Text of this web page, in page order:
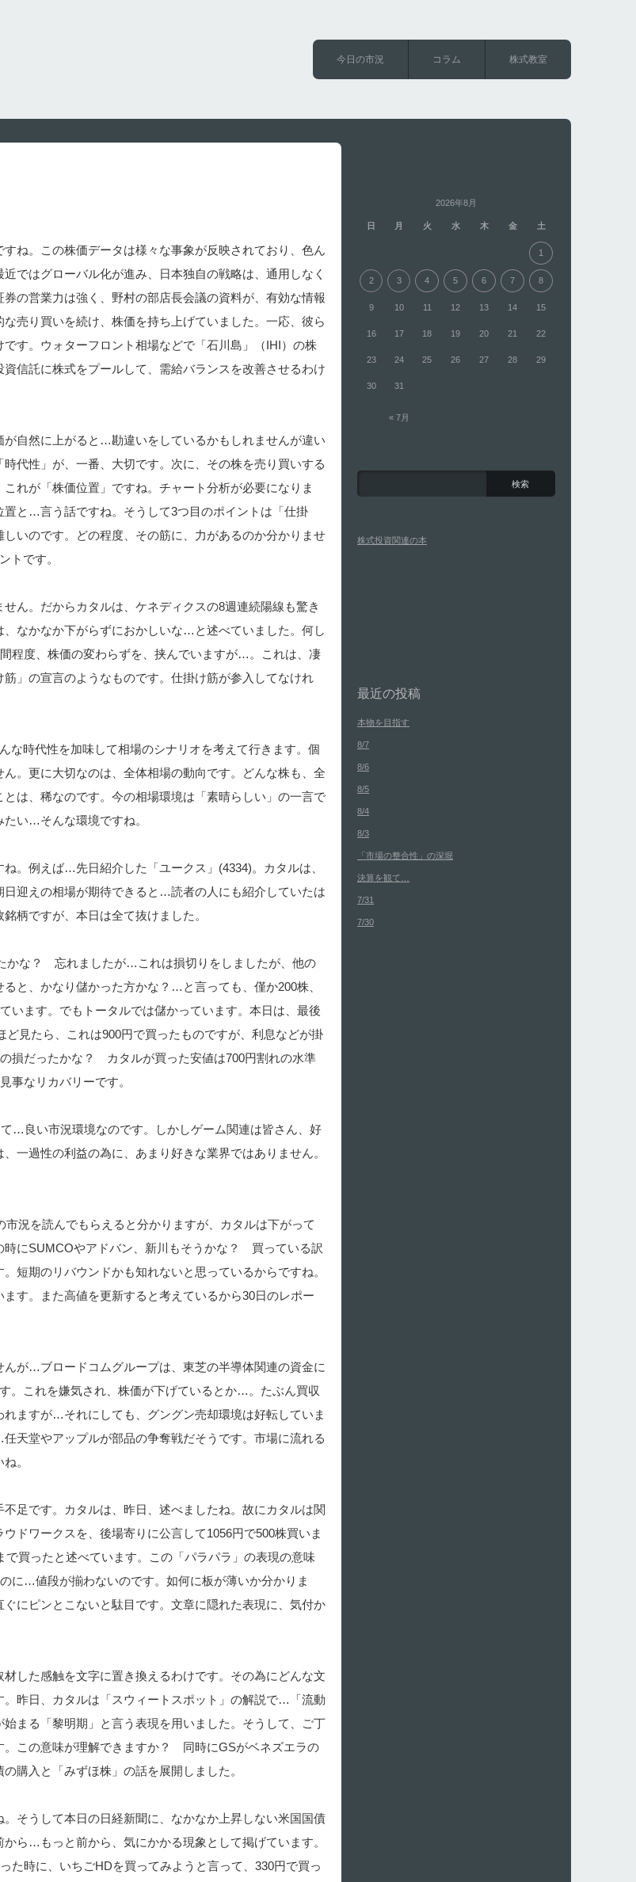
今日の市況 コラム 株式教室
ね。この株価データは様々な事象が反映されており、色ん
ではグローバル化が進み、日本独自の戦略は、通用しなく
の営業力は強く、野村の部店長会議の資料が、有効な情報
売り買いを続け、株価を持ち上げていました。一応、彼ら
す。ウォターフロント相場などで「石川島」（IHI）の株
信託に株式をプールして、需給バランスを改善させるわけ
自然に上がると…勘違いをしているかもしれませんが違い
代性」が、一番、大切です。次に、その株を売り買いする
れが「株価位置」ですね。チャート分析が必要になりま
と…言う話ですね。そうして3つ目のポイントは「仕掛
いのです。どの程度、その筋に、力があるのか分かりませ
トです。
ん。だからカタルは、ケネディクスの8週連続陽線も驚き
なかなか下がらずにおかしいな…と述べていました。何し
程度、株価の変わらずを、挟んでいますが…。これは、凄
」の宣言のようなものです。仕掛け筋が参入してなけれ
な時代性を加味して相場のシナリオを考えて行きます。個
。更に大切なのは、全体相場の動向です。どんな株も、全
は、稀なのです。今の相場環境は「素晴らしい」の一言で
い…そんな環境ですね。
。例えば…先日紹介した「ユークス」(4334)。カタルは、
迎えの相場が期待できると…読者の人にも紹介していたは
柄ですが、本日は全て抜けました。
かな？ 忘れましたが…これは損切りをしましたが、他の
と、かなり儲かった方かな？…と言っても、僅か200株、
います。でもトータルでは儲かっています。本日は、最後
ど見たら、これは900円で買ったものですが、利息などが掛
損だったかな？ カタルが買った安値は700円割れの水準
事なリカバリーです。
…良い市況環境なのです。しかしゲーム関連は皆さん、好
一過性の利益の為に、あまり好きな業界ではありません。
況を読んでもらえると分かりますが、カタルは下がって
時にSUMCOやアドバン、新川もそうかな？ 買っている訳
短期のリバウンドかも知れないと思っているからですね。
す。また高値を更新すると考えているから30日のレポー
んが…ブロードコムグループは、東芝の半導体関連の資金に
。これを嫌気され、株価が下げているとか…。たぶん買収
ますが…それにしても、グングン売却環境は好転していま
天堂やアップルが部品の争奪戦だそうです。市場に流れる
。
足です。カタルは、昨日、述べましたね。故にカタルは関
ドワークスを、後場寄りに公言して1056円で500株買いま
買ったと述べています。この「パラパラ」の表現の意味
に…値段が揃わないのです。如何に板が薄いか分かりま
にピンとこないと駄目です。文章に隠れた表現に、気付か
した感触を文字に置き換えるわけです。その為にどんな文
昨日、カタルは「スウィートスポット」の解説で…「流動
まる「黎明期」と言う表現を用いました。そうして、ご丁
この意味が理解できますか？ 同時にGSがベネズエラの
購入と「みずほ株」の話を展開しました。
そうして本日の日経新聞に、なかなか上昇しない米国国債
ら…もっと前から、気にかかる現象として掲げています。
た時に、いちごHDを買ってみようと言って、330円で買っ
2026年8月
日 月 火 水 木 金 土
« 7月
1
2 3 4 5 6 7 8
9 10 11 12 13 14 15
16 17 18 19 20 21 22
23 24 25 26 27 28 29
30 31
株式投資関連の本
最近の投稿
本物を目指す
8/7
8/6
8/5
8/4
8/3
「市場の整合性」の深堀
決算を観て…
7/31
7/30